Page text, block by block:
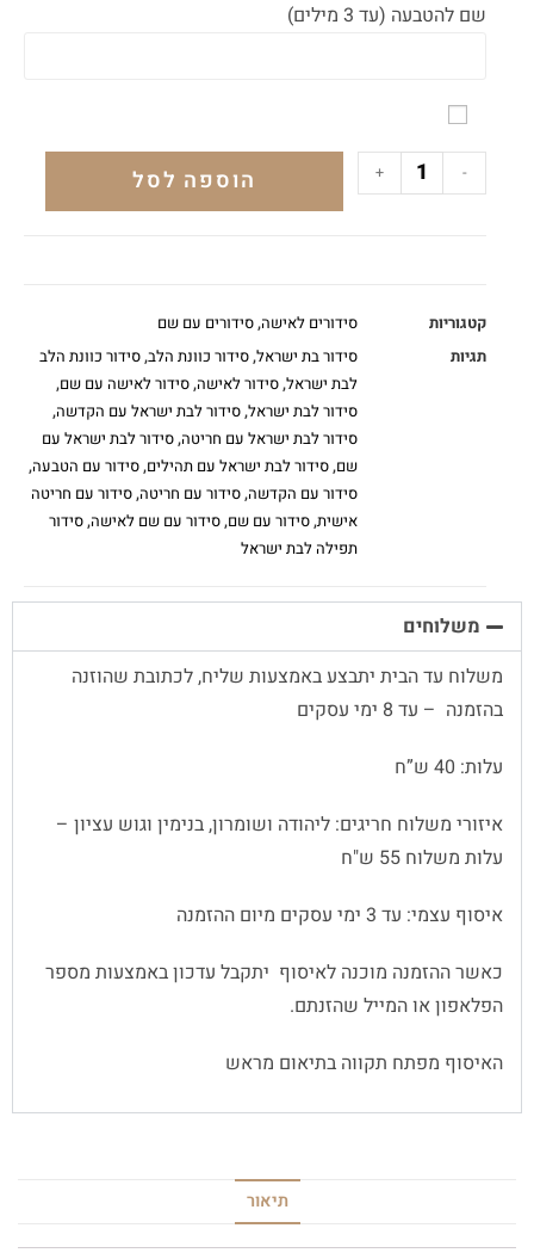
שם להטבעה (עד 3 מילים)
-
+ הוספה לסל
קטגוריות סידורים לאישה,סידורים עם שם
תגיות
סידור בת ישראל,סידור כוונת הלב,סידור כוונת הלב
לבת ישראל,סידור לאישה,סידור לאישה עם שם,
סידור לבת ישראל,סידור לבת ישראל עם הקדשה,
סידור לבת ישראל עם חריטה,סידור לבת ישראל עם
שם,סידור לבת ישראל עם תהילים,סידור עם הטבעה,
סידור עם הקדשה,סידור עם חריטה,סידור עם חריטה
אישית,סידור עם שם,סידור עם שם לאישה,סידור
תפילה לבת ישראל
משלוחים
משלוח עד הבית יתבצע באמצעות שליח, לכתובת שהוזנה
בהזמנה – עד 8 ימי עסקים
עלות: 40 ש”ח
איזורי משלוח חריגים: ליהודה ושומרון, בנימין וגוש עציון –
עלות משלוח 55 ש"ח
איסוף עצמי: עד 3 ימי עסקים מיום ההזמנה
כאשר ההזמנה מוכנה לאיסוף יתקבל עדכון באמצעות מספר
הפלאפון או המייל שהזנתם.
האיסוף מפתח תקווה בתיאום מראש
תיאור